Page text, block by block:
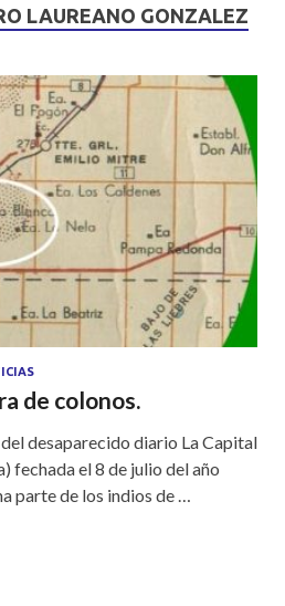
LAUREANO GONZALEZ
de colonos.
desaparecido diario La Capital
fechada el 8 de julio del año
parte de los indios de …